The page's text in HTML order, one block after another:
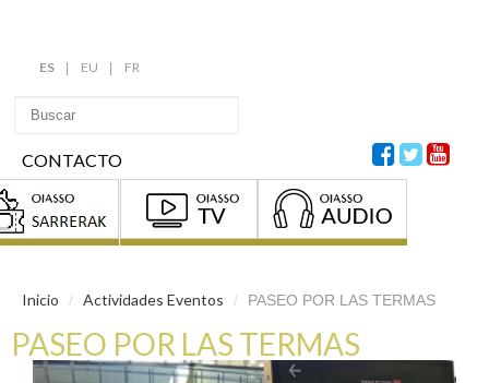
ES EU FR
CONTACTO
Inicio / Actividades Eventos / PASEO POR LAS TERMAS
PASEO POR LAS TERMAS